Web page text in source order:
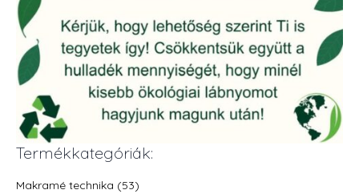
Termékkategóriák:
Makramé technika (53)